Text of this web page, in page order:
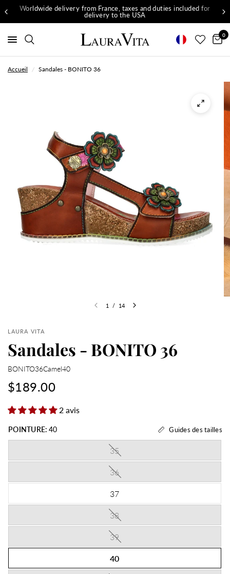
Worldwide delivery from France, taxes and duties included for
delivery to the USA
0
Accueil / Sandales - BONITO 36
1 / 14
LAURA VITA
Sandales - BONITO 36
BONITO36Camel40
$189.00
2 avis
POINTURE: 40 Guides des tailles
35
36
37
38
39
40